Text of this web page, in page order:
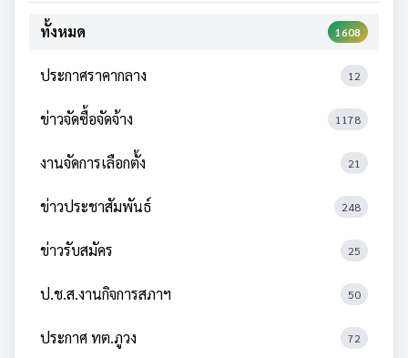
ทั้งหมด 1608
ประกาศราคากลาง 12
ข่าวจัดซื้อจัดจ้าง 1178
งานจัดการเลือกตั้ง 21
ข่าวประชาสัมพันธ์ 248
ข่าวรับสมัคร 25
ป.ช.ส.งานกิจการสภาฯ 50
ประกาศ ทต.ภูวง 72